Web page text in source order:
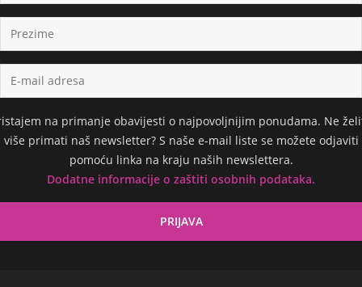
na primanje obavijesti o najpovoljnijim ponudama. Ne
više primati naš newsletter? S naše e-mail liste se možete odjaviti
pomoću linka na kraju naših newslettera.
Dodatne informacije o zaštiti osobnih podataka.